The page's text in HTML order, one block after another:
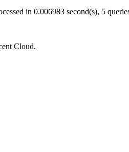
in 0.006983 second(s), 5
Cloud.